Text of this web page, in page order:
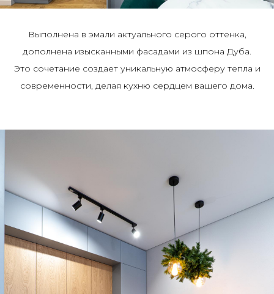
Выполнена в эмали актуального серого оттенка,
дополнена изысканными фасадами из шпона Дуба.
Это сочетание создает уникальную атмосферу тепла и
современности, делая кухню сердцем вашего дома.